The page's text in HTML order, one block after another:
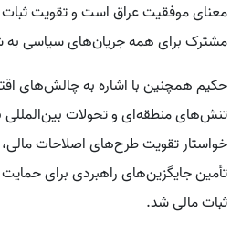
معنای موفقیت عراق است و تقویت
مشترک برای همه جریان‌های سیاسی به
حکیم همچنین با اشاره به چالش‌های
تنش‌های منطقه‌ای و تحولات بین‌المللی
خواستار تقویت طرح‌های اصلاحات
تأمین جایگزین‌های راهبردی برای
ثبات مالی شد.